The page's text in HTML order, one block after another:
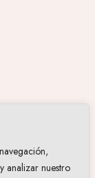
analizar nuestro